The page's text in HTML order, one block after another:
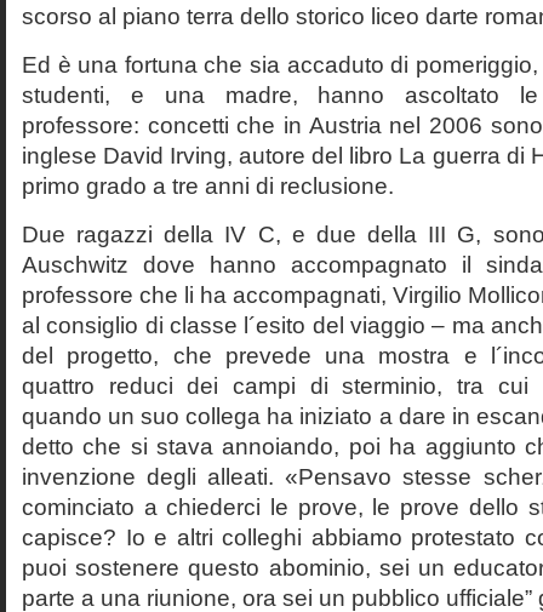
scorso al piano terra dello storico liceo darte
Ed è una fortuna che sia accaduto di
studenti, e una madre, hanno ascoltato le
professore: concetti che in Austria nel 2006
inglese David Irving, autore del libro La guerra di
primo grado a tre anni di reclusione.
Due ragazzi della IV C, e due della III G,
Auschwitz dove hanno accompagnato il
professore che li ha accompagnati, Virgilio
al consiglio di classe l´esito del viaggio – ma
del progetto, che prevede una mostra e
quattro reduci dei campi di sterminio, tra cui
quando un suo collega ha iniziato a dare in
detto che si stava annoiando, poi ha aggiunto
invenzione degli alleati. «Pensavo stesse
cominciato a chiederci le prove, le prove dello
capisce? Io e altri colleghi abbiamo protestato
puoi sostenere questo abominio, sei un
parte a una riunione, ora sei un pubblico ufficiale”